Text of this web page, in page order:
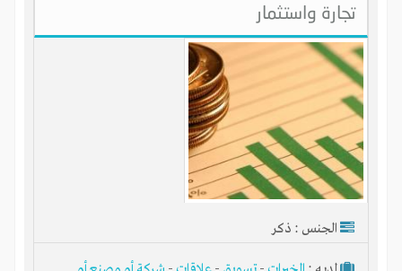
تجارة واستثمار
الجنس : ذكر